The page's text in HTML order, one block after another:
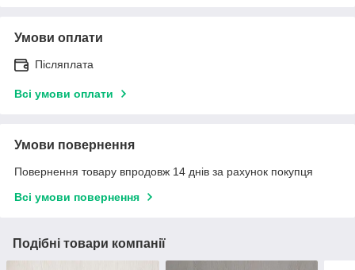
Умови оплати
Післяплата
Всі умови оплати
Умови повернення
Повернення товару впродовж 14 днів за рахунок покупця
Всі умови повернення
Подібні товари компанії